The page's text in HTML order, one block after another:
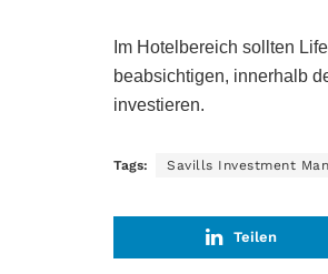
Im Hotelbereich sollten
beabsichtigen, innerhalb
investieren.
Tags: Savills Investment
Teilen